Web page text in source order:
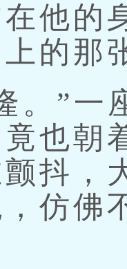
他的
的那
”一
也朝
抖，
仿佛